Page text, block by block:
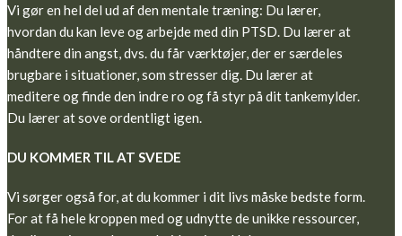
Vi gør en hel del ud af den mentale træning: Du lærer,
hvordan du kan leve og arbejde med din PTSD. Du lærer at
håndtere din angst, dvs. du får værktøjer, der er særdeles
brugbare i situationer, som stresser dig. Du lærer at
meditere og finde den indre ro og få styr på dit tankemylder.
Du lærer at sove ordentligt igen.
DU KOMMER TIL AT SVEDE
Vi sørger også for, at du kommer i dit livs måske bedste form.
For at få hele kroppen med og udnytte de unikke ressourcer,